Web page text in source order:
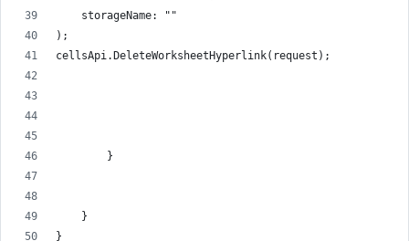
    storageName: ""
);
cellsApi.DeleteWorksheetHyperlink(request);
        }
    }
}